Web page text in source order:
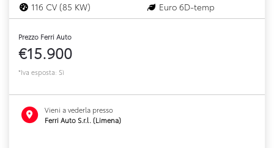
116 CV (85 KW)
Euro 6D-temp
Prezzo Ferri Auto
€15.900
*Iva esposta: Sì
Vieni a vederla presso
Ferri Auto S.r.l. (Limena)